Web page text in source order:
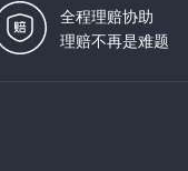
全程理赔协助
理赔不再是难题